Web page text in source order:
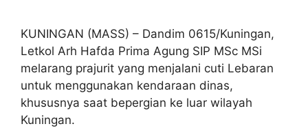
KUNINGAN (MASS) – Dandim 0615/Kuningan,
Letkol Arh Hafda Prima Agung SIP MSc MSi
melarang prajurit yang menjalani cuti Lebaran
untuk menggunakan kendaraan dinas,
khususnya saat bepergian ke luar wilayah
Kuningan.